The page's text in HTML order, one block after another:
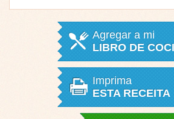
Agregar a mi
LIBRO DE
Imprima
ESTA RECEITA